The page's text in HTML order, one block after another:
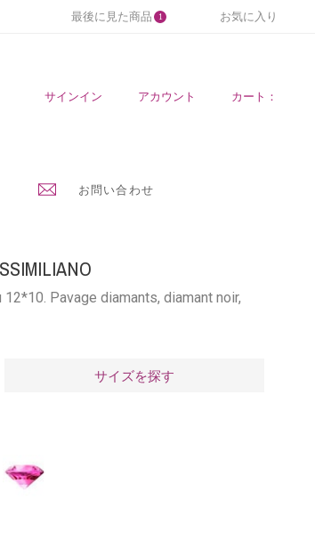
最後に見た商品 1 お気に入り
サインイン アカウント カート：
お問い合わせ
Pavage diamants, diamant noir,
サイズを探す
ピ
ン